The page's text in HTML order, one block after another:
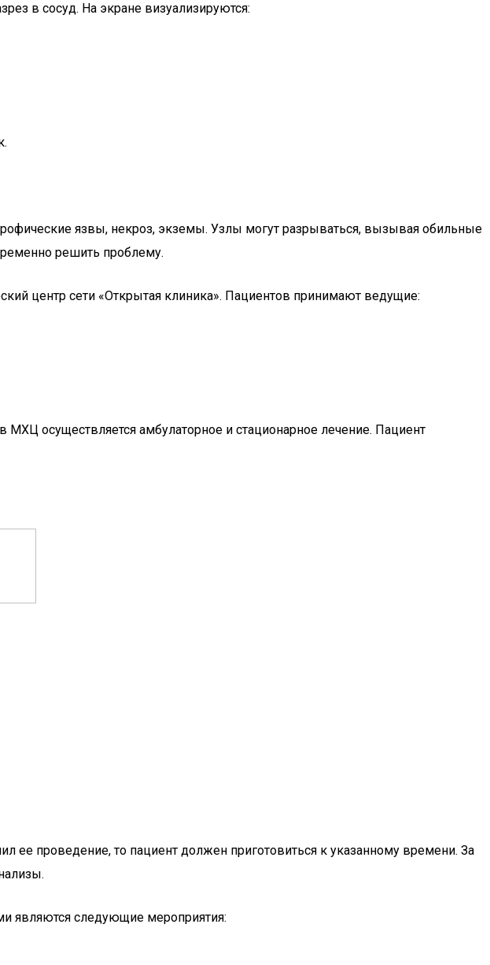
в сосуд. На экране визуализируются:
язвы, некроз, экземы. Узлы могут разрываться, вызывая обильные
решить проблему.
центр сети «Открытая клиника». Пациентов принимают ведущие:
осуществляется амбулаторное и стационарное лечение. Пациент
ее проведение, то пациент должен приготовиться к указанному времени. За
являются следующие мероприятия: